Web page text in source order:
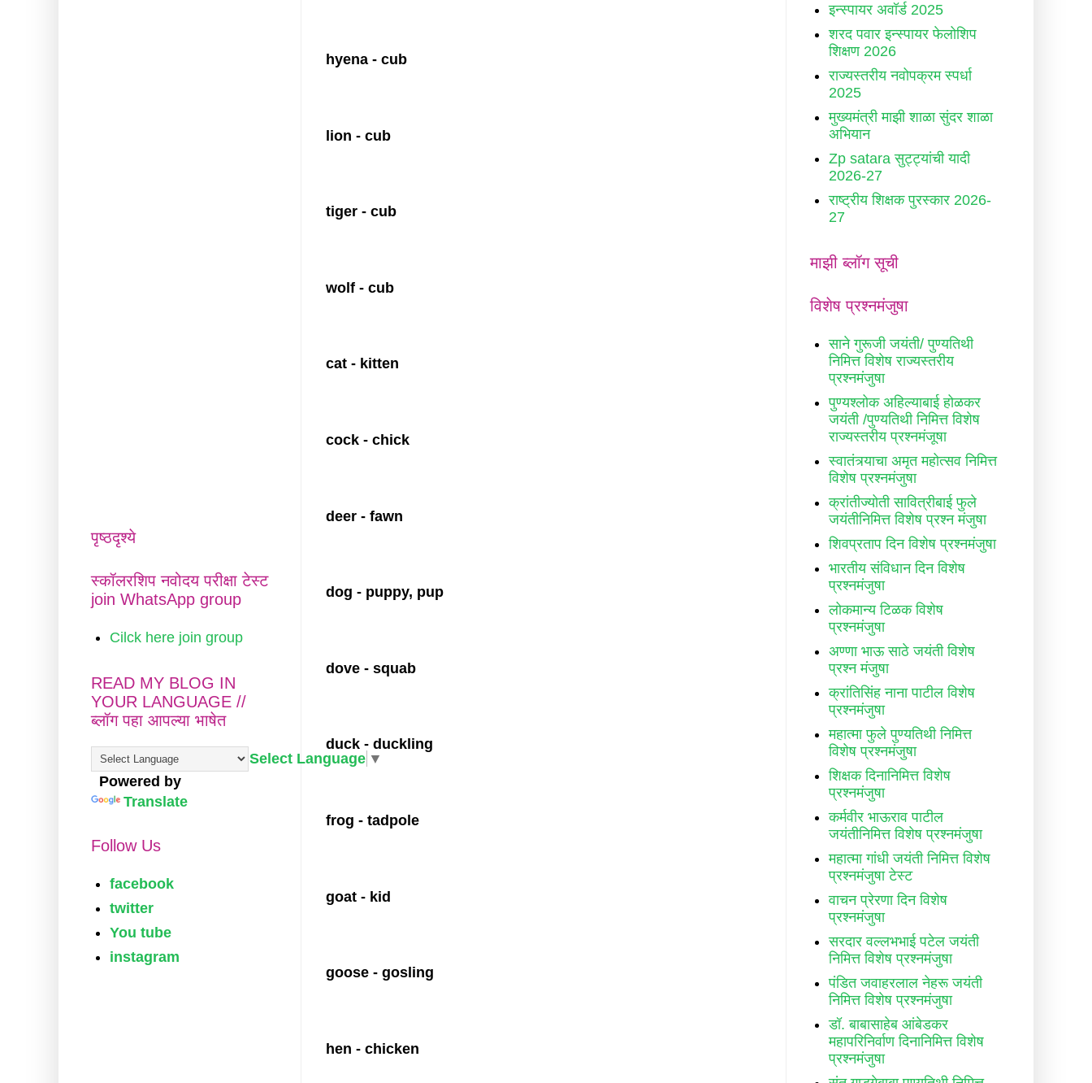
hyena - cub
lion - cub
tiger - cub
wolf - cub
cat - kitten
cock - chick
deer - fawn
dog - puppy, pup
dove - squab
duck - duckling
frog - tadpole
goat - kid
goose - gosling
hen - chicken
पृष्ठदृश्ये
स्कॉलरशिप नवोदय परीक्षा टेस्ट
join WhatsApp group
Cilck here join group
READ MY BLOG IN
YOUR LANGUAGE //
ब्लॉग पहा आपल्या भाषेत
Select Language ▼
Powered by
Translate
Follow Us
facebook
twitter
You tube
instagram
इन्स्पायर अवॉर्ड 2025
शरद पवार इन्स्पायर फेलोशिप
शिक्षण 2026
राज्यस्तरीय नवोपक्रम स्पर्धा
2025
मुख्यमंत्री माझी शाळा सुंदर शाळा
अभियान
Zp satara सुट्ट्यांची यादी
2026-27
राष्ट्रीय शिक्षक पुरस्कार 2026-
27
माझी ब्लॉग सूची
विशेष प्रश्नमंजुषा
साने गुरूजी जयंती/ पुण्यतिथी
निमित्त विशेष राज्यस्तरीय
प्रश्नमंजुषा
पुण्यश्लोक अहिल्याबाई होळकर
जयंती /पुण्यतिथी निमित्त विशेष
राज्यस्तरीय प्रश्नमंजूषा
स्वातंत्र्याचा अमृत महोत्सव निमित्त
विशेष प्रश्नमंजुषा
क्रांतीज्योती सावित्रीबाई फुले
जयंतीनिमित्त विशेष प्रश्न मंजुषा
शिवप्रताप दिन विशेष प्रश्नमंजुषा
भारतीय संविधान दिन विशेष
प्रश्नमंजुषा
लोकमान्य टिळक विशेष
प्रश्नमंजुषा
अण्णा भाऊ साठे जयंती विशेष
प्रश्न मंजुषा
क्रांतिसिंह नाना पाटील विशेष
प्रश्नमंजुषा
महात्मा फुले पुण्यतिथी निमित्त
विशेष प्रश्नमंजुषा
शिक्षक दिनानिमित्त विशेष
प्रश्नमंजुषा
कर्मवीर भाऊराव पाटील
जयंतीनिमित्त विशेष प्रश्नमंजुषा
महात्मा गांधी जयंती निमित्त विशेष
प्रश्नमंजुषा टेस्ट
वाचन प्रेरणा दिन विशेष
प्रश्नमंजुषा
सरदार वल्लभभाई पटेल जयंती
निमित्त विशेष प्रश्नमंजुषा
पंडित जवाहरलाल नेहरू जयंती
निमित्त विशेष प्रश्नमंजुषा
डॉ. बाबासाहेब आंबेडकर
महापरिनिर्वाण दिनानिमित्त विशेष
प्रश्नमंजुषा